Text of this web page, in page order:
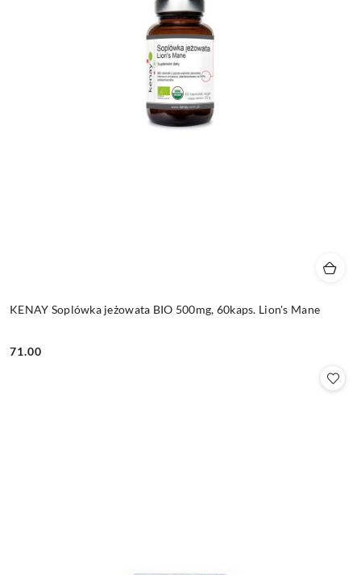
KENAY Soplówka jeżowata BIO 500mg, 60kaps. Lion's Mane
Cena:
71.00